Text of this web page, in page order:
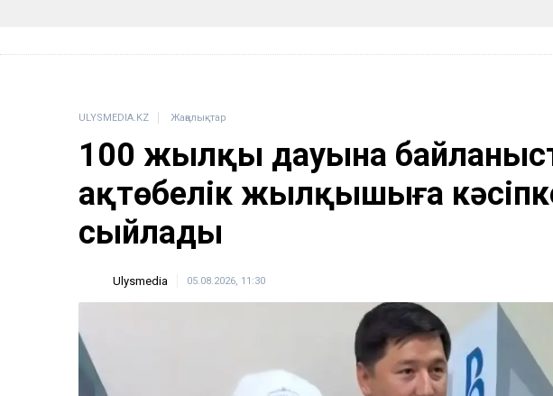
ULYSMEDIA.KZ Жаңалықтар
100 жылқы дауына
ақтөбелік жылқышыға
сыйлады
Ulysmedia 05.08.2026, 11:30